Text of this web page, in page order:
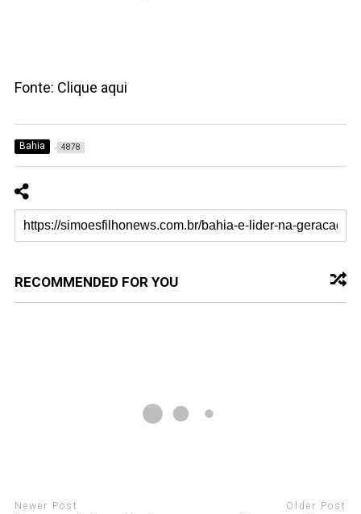
Fonte: Clique aqui
Bahia 4878
RECOMMENDED FOR YOU
Newer Post Older Post